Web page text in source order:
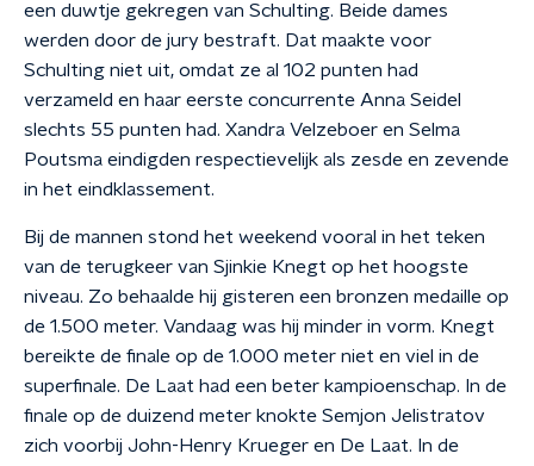
een duwtje gekregen van Schulting. Beide dames
werden door de jury bestraft. Dat maakte voor
Schulting niet uit, omdat ze al 102 punten had
verzameld en haar eerste concurrente Anna Seidel
slechts 55 punten had. Xandra Velzeboer en Selma
Poutsma eindigden respectievelijk als zesde en zevende
in het eindklassement.
Bij de mannen stond het weekend vooral in het teken
van de terugkeer van Sjinkie Knegt op het hoogste
niveau. Zo behaalde hij gisteren een bronzen medaille op
de 1.500 meter. Vandaag was hij minder in vorm. Knegt
bereikte de finale op de 1.000 meter niet en viel in de
superfinale. De Laat had een beter kampioenschap. In de
finale op de duizend meter knokte Semjon Jelistratov
zich voorbij John-Henry Krueger en De Laat. In de